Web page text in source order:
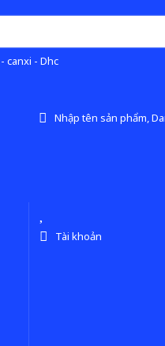
canxi - Dhc
Nhập tên sản phẩm,
Tài khoản